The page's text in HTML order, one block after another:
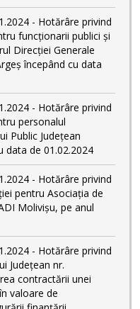
- Hotărâre privind
funcționarii publici și
Direcției Generale
începând cu data
- Hotărâre privind
personalul
Public Județean
data de 01.02.2024
- Hotărâre privind
pentru Asociația de
Molivișu, pe anul
- Hotărâre privind
Județean nr.
contractării unei
valoare de